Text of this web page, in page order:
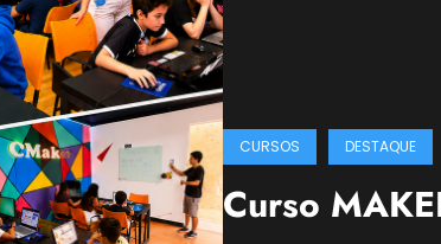
CURSOS DESTAQUE
Curso